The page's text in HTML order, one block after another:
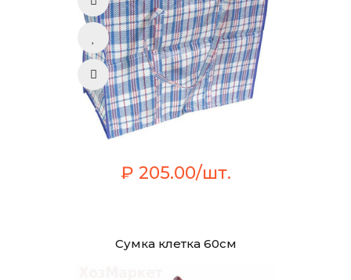
₽ 205.00/шт.
Сумка клетка 60см